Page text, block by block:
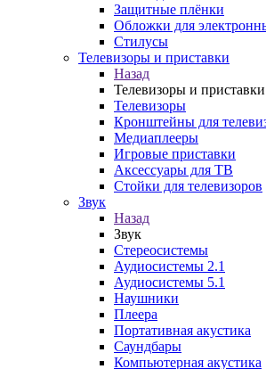
Защитные плёнки
Обложки для
Стилусы
Телевизоры и приставки
Назад
Телевизоры и приставки
Телевизоры
Кронштейны для
Медиаплееры
Игровые приставки
Аксессуары для ТВ
Стойки для телевизоров
Звук
Назад
Звук
Стереосистемы
Аудиосистемы 2.1
Аудиосистемы 5.1
Наушники
Плеера
Портативная акустика
Саундбары
Компьютерная акустика